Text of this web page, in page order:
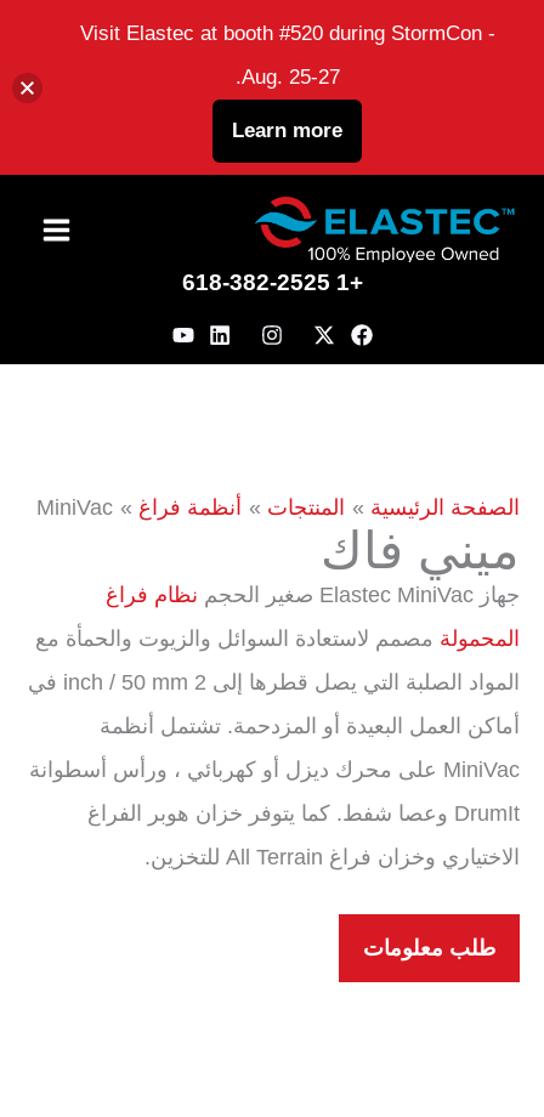
+1 618-382-2525
الصفحة الرئيسية المنتجات أنظمة فراغ MiniVac
ميني فاك
جهاز Elastec MiniVac صغير الحجم
نظام فراغ
المحمولة مصمم لاستعادة السوائل والزيوت والحمأة مع
المواد الصلبة التي يصل قطرها إلى 2 inch / 50 mm في
أماكن العمل البعيدة أو المزدحمة. تشتمل أنظمة
MiniVac على محرك ديزل أو كهربائي ، ورأس أسطوانة
DrumIt وعصا شفط. كما يتوفر خزان هوبر الفراغ
الاختياري وخزان فراغ All Terrain للتخزين.
طلب معلومات
Visit Elastec at booth #520 during StormCon -
Aug. 25-27.
Learn more